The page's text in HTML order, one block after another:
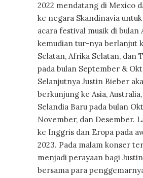
2022 mendatang di Mexico
ke negara Skandinavia
acara festival musik di bulan
kemudian tur-nya berlanjut
Selatan, Afrika Selatan, dan
pada bulan September &
Selanjutnya Justin Bieber
berkunjung ke Asia,
Selandia Baru pada bulan
November, dan Desember.
ke Inggris dan Eropa pada
2023. Pada malam konser
menjadi perayaan bagi
bersama para